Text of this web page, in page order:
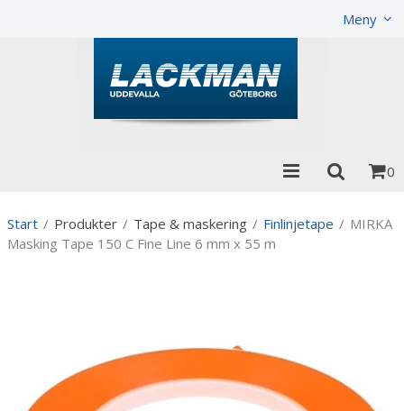
Meny
0
Start / Produkter / Tape & maskering / Finlinjetape / MIRKA
Masking Tape 150 C Fine Line 6 mm x 55 m